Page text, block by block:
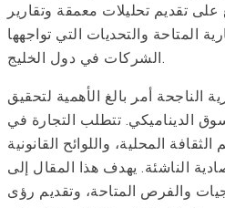
على تقديم تحليلات معمقة وتقارير
المتاحة والتحديات التي تواجهها
الشركات في دول الخليج.
الناجحة أمر بالغ الأهمية لتحقيق
الديناميكي. تتطلب التجارة في
المحلية، واللوائح القانونية
الناشئة. يهدف هذا المقال إلى
والفرص المتاحة، وتقديم رؤى